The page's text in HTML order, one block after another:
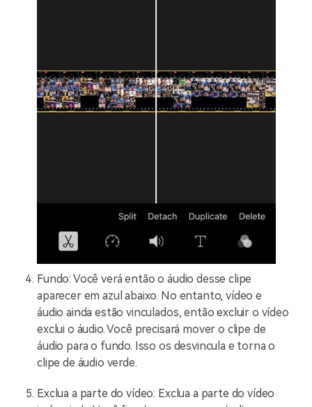
Fundo: Você verá então o áudio desse clipe
aparecer em azul abaixo. No entanto, vídeo e
áudio ainda estão vinculados, entãoexcluir o vídeo
exclui o áudio. Você precisará mover o clipe de
áudio para o fundo. Isso os desvincula e torna o
clipe de áudio verde.
Exclua a parte do vídeo: Exclua a parte do vídeo